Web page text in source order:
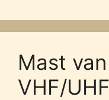
Mast
VHF/